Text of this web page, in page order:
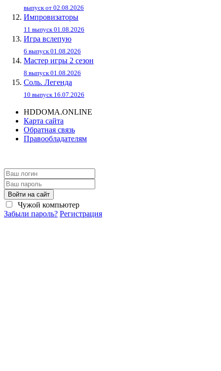
выпуск от 02.08.2026
Импровизаторы
11 выпуск 01.08.2026
Игра вслепую
6 выпуск 01.08.2026
Мастер игры 2 сезон
8 выпуск 01.08.2026
Соль. Легенда
10 выпуск 16.07.2026
HDDOMA.ONLINE
Карта сайта
Обратная связь
Правообладателям
Войти на сайт
Чужой компьютер
Забыли пароль? Регистрация